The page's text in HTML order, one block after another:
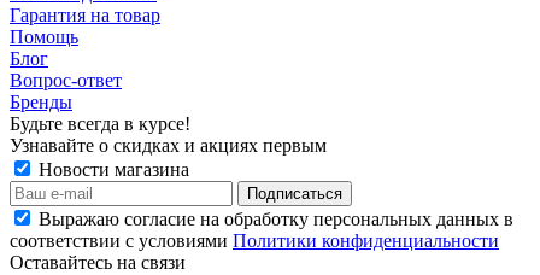
Гарантия на товар
Помощь
Блог
Вопрос-ответ
Бренды
Будьте всегда в курсе!
Узнавайте о скидках и акциях первым
Новости магазина
Выражаю согласие на обработку персональных данных в
соответствии с условиями Политики конфиденциальности
Оставайтесь на связи